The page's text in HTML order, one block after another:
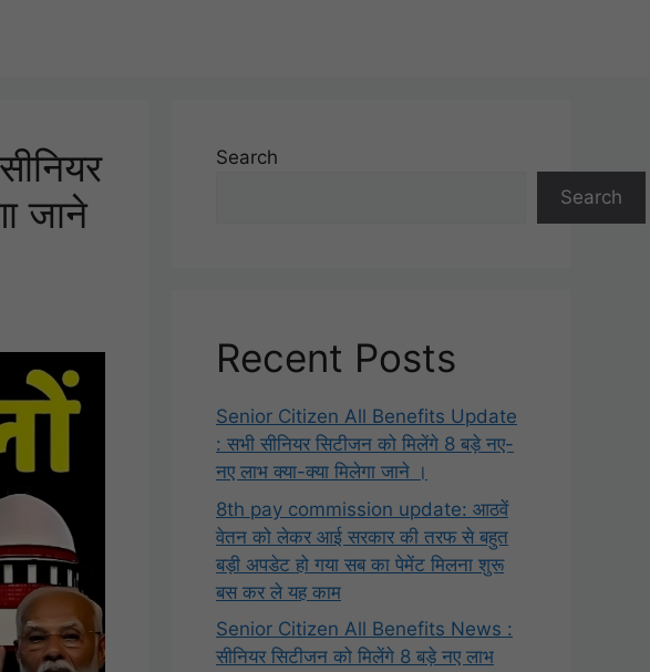
जाने
Search
Search
Recent Posts
Senior Citizen All Benefits Update
: सभी सीनियर सिटीजन को मिलेंगे 8 बड़े नए-
नए लाभ क्या-क्या मिलेगा जाने ।
8th pay commission update: आठवें
वेतन को लेकर आई सरकार की तरफ से बहुत
बड़ी अपडेट हो गया सब का पेमेंट मिलना शुरू
बस कर ले यह काम
Senior Citizen All Benefits News :
सीनियर सिटीजन को मिलेंगे 8 बड़े नए लाभ